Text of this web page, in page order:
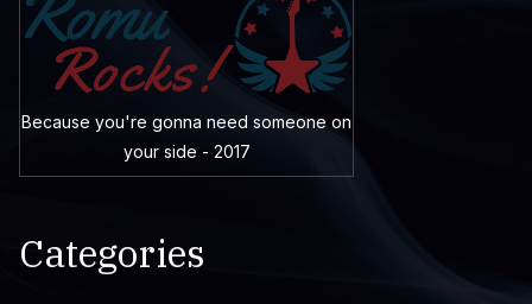
Because you're gonna need someone on
your side - 2017
Categories